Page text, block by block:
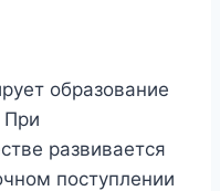
образование
При
развивается
поступлении